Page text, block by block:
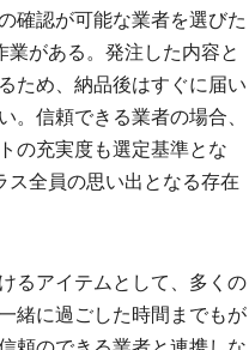
確認が可能な業者を選びた
がある。発注した内容と
ため、納品後はすぐに届い
。信頼できる業者の場合、
の充実度も選定基準とな
ス全員の思い出となる存在
るアイテムとして、多くの
緒に過ごした時間までもが